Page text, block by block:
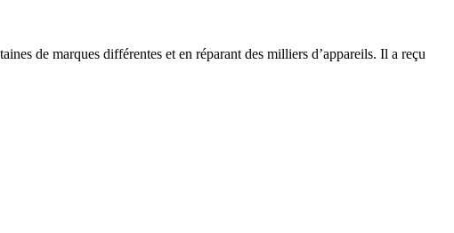
de marques différentes et en réparant des milliers d’appareils. Il a reçu